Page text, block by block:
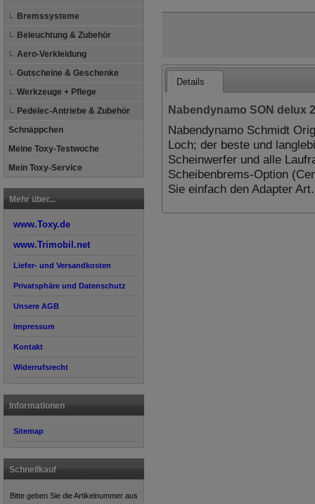
Bremssysteme
Beleuchtung & Zubehör
Aero-Verkleidung
Gutscheine & Geschenke
Werkzeuge + Pflege
Pedelec-Antriebe & Zubehör
Schnäppchen
Meine Toxy-Testwoche
Mein Toxy-Service
Mehr über...
www.Toxy.de
www.Trimobil.net
Liefer- und Versandkosten
Privatsphäre und Datenschutz
Unsere AGB
Impressum
Kontakt
Widerrufsrecht
Informationen
Sitemap
Schnellkauf
Bitte geben Sie die Artikelnummer aus
Details
Nabendynamo SON delux
Nabendynamo Schmidt
Loch; der beste und
Scheinwerfer und alle
Scheibenbrems-Option
Sie einfach den Adapter